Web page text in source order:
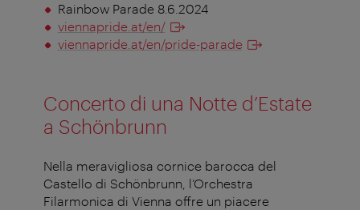
Rainbow Parade 8.6.2024
viennapride.at/en/
viennapride.at/en/pride-parade
Concerto di una Notte d’Estate
a Schönbrunn
Nella meravigliosa cornice barocca del
Castello di Schönbrunn, l’Orchestra
Filarmonica di Vienna offre un piacere